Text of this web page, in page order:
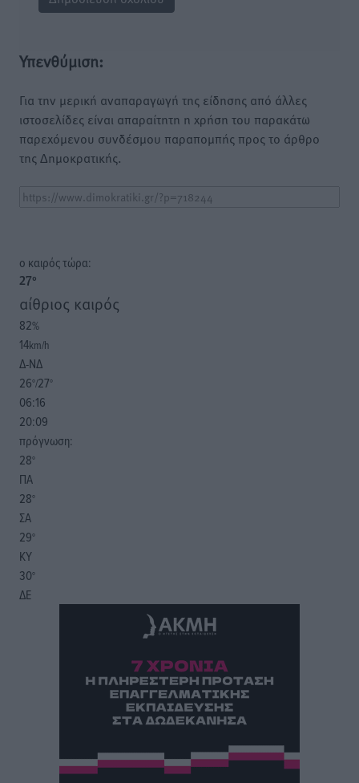
Υπενθύμιση:
Για την μερική αναπαραγωγή της είδησης από άλλες
ιστοσελίδες είναι απαραίτητη η χρήση του παρακάτω
παρεχόμενου συνδέσμου παραπομπής προς το άρθρο
της Δημοκρατικής.
o καιρός τώρα:
27°
αίθριος καιρός
82%
14km/h
Δ-ΝΔ
26°/27°
06:16
20:09
πρόγνωση:
28°
ΠΑ
28°
ΣΑ
29°
ΚΥ
30°
ΔΕ